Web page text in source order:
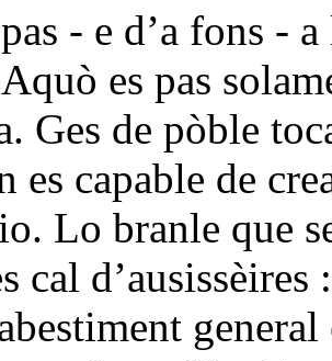
- e d’a fons -
es pas
Ges de pòble
es capable de
Lo branle que
cal